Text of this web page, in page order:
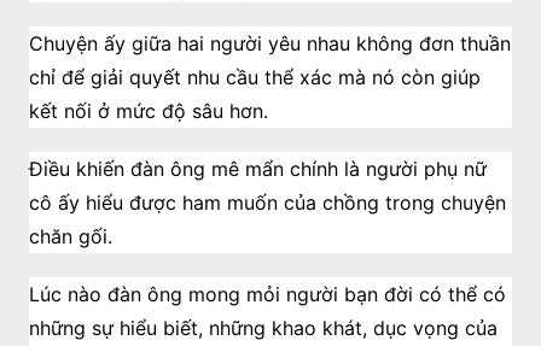
Chuyện ấy giữa hai người yêu nhau không đơn thuần
chỉ để giải quyết nhu cầu thể xác mà nó còn giúp
kết nối ở mức độ sâu hơn.
Điều khiến đàn ông mê mẩn chính là người phụ nữ
cô ấy hiểu được ham muốn của chồng trong chuyện
chăn gối.
Lúc nào đàn ông mong mỏi người bạn đời có thể có
những sự hiểu biết, những khao khát, dục vọng của